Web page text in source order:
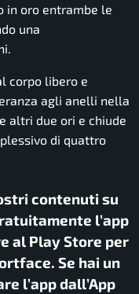
in oro entrambe le
una
corpo libero e
agli anelli nella
altri due ori e chiude
di quattro
contenuti su
l’app
al Play Store per
Se hai un
l’app dall’App